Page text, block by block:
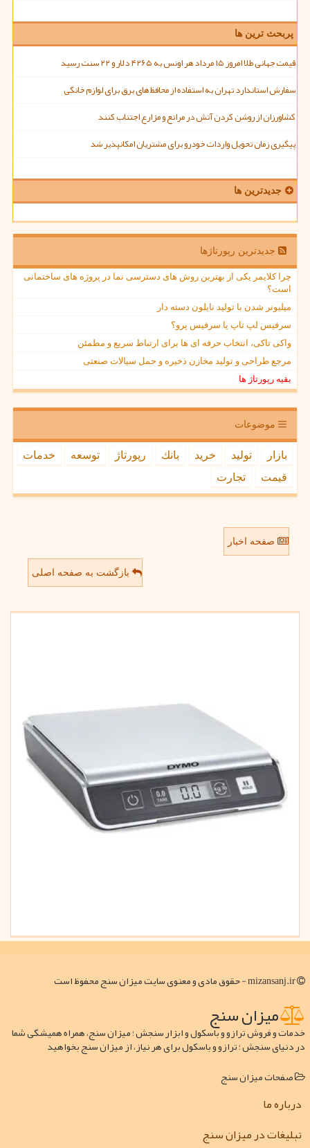
پربحث ترین ها
قیمت جهانی طلا امروز ۱۵ مرداد هر اونس به ۴۲۶۵ دلار و ۲۲ سنت رسید
سفارش استاندارد تهران به استفاده از محافظ های برق برای لوازم خانگی
کشاورزان از روشن کردن آتش در مراتع و مزارع اجتناب کنند
پیگیری زمان تحویل واردات خودرو برای مشتریان امکانپذیر شد
جدیدترین ها
جدیدترین رپورتاژها
چرا کلایمر یکی از بهترین روش های دسترسی نما در پروژه های ساختمانی
است؟
میلیونر شدن با تولید نایلون دسته دار
سرفیس لپ تاپ یا سرفیس پرو؟
واکی تاکی، انتخاب حرفه ای ها برای ارتباط سریع و مطمئن
مرجع طراحی و تولید مخازن ذخیره و حمل سیالات صنعتی
بقیه رپورتاژ ها
موضوعات
بازار تولید خرید بانك رپورتاژ توسعه
خدمات
قیمت
تجارت
صفحه اخبار
بازگشت به صفحه اصلی
میزان سنج
خدمات و فروش ترازو و باسکول و ابزار سنجش ؛ میزان سنج، همراه همیشگی شما
در دنیای سنجش ؛ ترازو و باسکول برای هر نیاز، از میزان سنج بخواهید
صفحات میزان سنج
درباره ما
تبلیغات در میزان سنج